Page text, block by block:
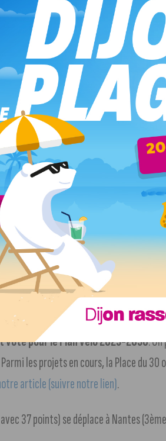
, suivant les sources, pour la 10ème
à l’exception d’une centaine de
de leurs craintes
suite aux
notre lien)
les 12 heures du Mugello
.
la « féminisation » de 4 rues
de la France.Les détails dans notre
pour le Plan vélo 2023-2030.
les projets en cours, la Place du 30
article (suivre notre lien).
37 points) se déplace à Nantes